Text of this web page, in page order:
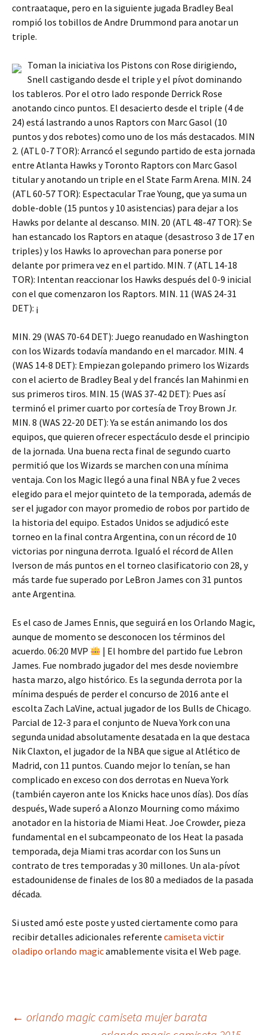
contraataque, pero en la siguiente jugada Bradley Beal
rompió los tobillos de Andre Drummond para anotar un
triple.
Toman la iniciativa los Pistons con Rose dirigiendo,
Snell castigando desde el triple y el pívot dominando
los tableros. Por el otro lado responde Derrick Rose
anotando cinco puntos. El desacierto desde el triple (4 de
24) está lastrando a unos Raptors con Marc Gasol (10
puntos y dos rebotes) como uno de los más destacados. MIN
2. (ATL 0-7 TOR): Arrancó el segundo partido de esta jornada
entre Atlanta Hawks y Toronto Raptors con Marc Gasol
titular y anotando un triple en el State Farm Arena. MIN. 24
(ATL 60-57 TOR): Espectacular Trae Young, que ya suma un
doble-doble (15 puntos y 10 asistencias) para dejar a los
Hawks por delante al descanso. MIN. 20 (ATL 48-47 TOR): Se
han estancado los Raptors en ataque (desastroso 3 de 17 en
triples) y los Hawks lo aprovechan para ponerse por
delante por primera vez en el partido. MIN. 7 (ATL 14-18
TOR): Intentan reaccionar los Hawks después del 0-9 inicial
con el que comenzaron los Raptors. MIN. 11 (WAS 24-31
DET): ¡
MIN. 29 (WAS 70-64 DET): Juego reanudado en Washington
con los Wizards todavía mandando en el marcador. MIN. 4
(WAS 14-8 DET): Empiezan golepando primero los Wizards
con el acierto de Bradley Beal y del francés Ian Mahinmi en
sus primeros tiros. MIN. 15 (WAS 37-42 DET): Pues así
terminó el primer cuarto por cortesía de Troy Brown Jr.
MIN. 8 (WAS 22-20 DET): Ya se están animando los dos
equipos, que quieren ofrecer espectáculo desde el principio
de la jornada. Una buena recta final de segundo cuarto
permitió que los Wizards se marchen con una mínima
ventaja. Con los Magic llegó a una final NBA y fue 2 veces
elegido para el mejor quinteto de la temporada, además de
ser el jugador con mayor promedio de robos por partido de
la historia del equipo. Estados Unidos se adjudicó este
torneo en la final contra Argentina, con un récord de 10
victorias por ninguna derrota. Igualó el récord de Allen
Iverson de más puntos en el torneo clasificatorio con 28, y
más tarde fue superado por LeBron James con 31 puntos
ante Argentina.
Es el caso de James Ennis, que seguirá en los Orlando Magic,
aunque de momento se desconocen los términos del
acuerdo. 06:20 MVP
| El hombre del partido fue Lebron
James. Fue nombrado jugador del mes desde noviembre
hasta marzo, algo histórico. Es la segunda derrota por la
mínima después de perder el concurso de 2016 ante el
escolta Zach LaVine, actual jugador de los Bulls de Chicago.
Parcial de 12-3 para el conjunto de Nueva York con una
segunda unidad absolutamente desatada en la que destaca
Nik Claxton, el jugador de la NBA que sigue al Atlético de
Madrid, con 11 puntos. Cuando mejor lo tenían, se han
complicado en exceso con dos derrotas en Nueva York
(también cayeron ante los Knicks hace unos días). Dos días
después, Wade superó a Alonzo Mourning como máximo
anotador en la historia de Miami Heat. Joe Crowder, pieza
fundamental en el subcampeonato de los Heat la pasada
temporada, deja Miami tras acordar con los Suns un
contrato de tres temporadas y 30 millones. Un ala-pívot
estadounidense de finales de los 80 a mediados de la pasada
década.
Si usted amó este poste y usted ciertamente como para
recibir detalles adicionales referente camiseta victir
oladipo orlando magicamablemente visita el Web page.
Navegación
← orlando magic camiseta mujer barata